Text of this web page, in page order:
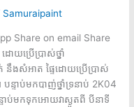
Samuraipaint
Share on email Share
ោយប្រើប្រាស់ថ្នាំ
ត់ នឹងសំអាត ផ្ទៃដោយប្រើប្រាស់
ន្ទាប់មកបាញ់ថ្នាំទ្រនាប់ 2K04
ទាប់មកទុកអោយវាស្ងួតពី បីនាទី